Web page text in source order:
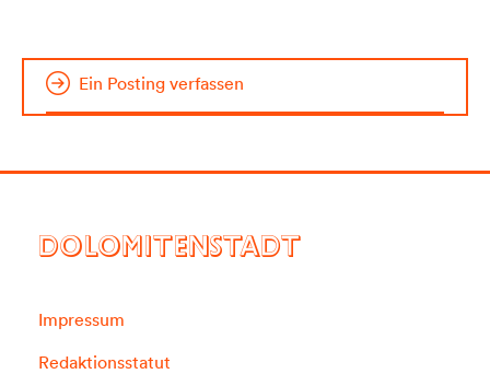
Ein Posting verfassen
DOLOMITENSTADT
Impressum
Redaktionsstatut